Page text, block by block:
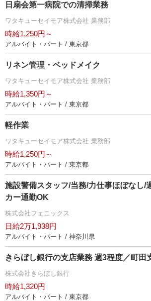
日扇会第一病院での清掃業務
ワタキューセイモア株式会社 業務部
時給1,250円～
アルバイト・パート / 東京都
リネン管理・ベッドメイク
ワタキューセイモア株式会社 業務部
時給1,350円～
アルバイト・パート / 東京都
軽作業
ワタキューセイモア株式会社 業務部
時給1,250円～
アルバイト・パート / 東京都
施設警備スタッフ/当務/力仕事ほぼなし/
カー通勤OK
株式会社フェニックス
日給2万1,938円
アルバイト・パート / 神奈川県
きらぼし銀行の支店業務 週3程度／町田
株式会社きらぼし銀行
時給1,320円
アルバイト・パート / 東京都